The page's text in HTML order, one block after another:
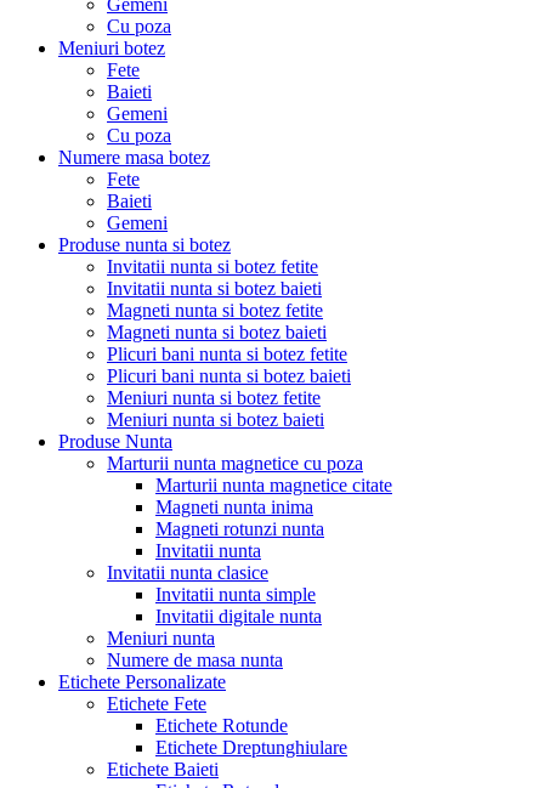
Gemeni
Cu poza
Meniuri botez
Fete
Baieti
Gemeni
Cu poza
Numere masa botez
Fete
Baieti
Gemeni
Produse nunta si botez
Invitatii nunta si botez fetite
Invitatii nunta si botez baieti
Magneti nunta si botez fetite
Magneti nunta si botez baieti
Plicuri bani nunta si botez fetite
Plicuri bani nunta si botez baieti
Meniuri nunta si botez fetite
Meniuri nunta si botez baieti
Produse Nunta
Marturii nunta magnetice cu poza
Marturii nunta magnetice citate
Magneti nunta inima
Magneti rotunzi nunta
Invitatii nunta
Invitatii nunta clasice
Invitatii nunta simple
Invitatii digitale nunta
Meniuri nunta
Numere de masa nunta
Etichete Personalizate
Etichete Fete
Etichete Rotunde
Etichete Dreptunghiulare
Etichete Baieti